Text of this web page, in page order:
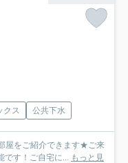
クス 公共下水
屋をご紹介できます★ご来
です！ご自宅に...
もっと見